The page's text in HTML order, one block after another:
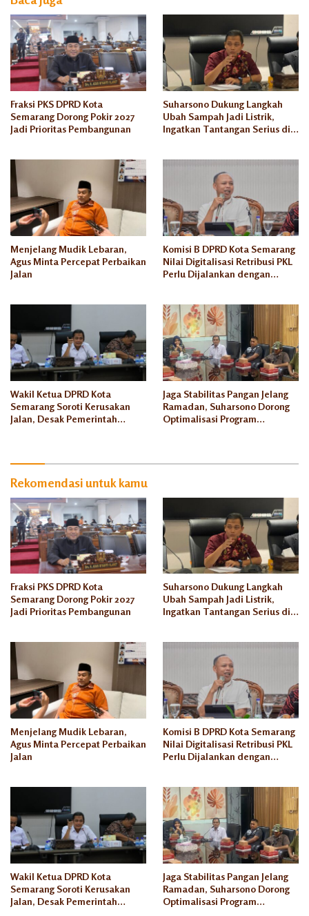
Ustadz
Zuber
Fraksi PKS DPRD Kota
Semarang Dorong Pokir 2027
Jadi Prioritas Pembangunan
Suharsono Dukung Langkah
Ubah Sampah Jadi Listrik,
Ingatkan Tantangan Serius di
Menjelang Mudik Lebaran,
Agus Minta Percepat Perbaikan
Jalan
Komisi B DPRD Kota Semarang
Nilai Digitalisasi Retribusi PKL
Perlu Dijalankan dengan
Wakil Ketua DPRD Kota
Semarang Soroti Kerusakan
Jalan, Desak Pemerintah
Jaga Stabilitas Pangan Jelang
Ramadan, Suharsono Dorong
Optimalisasi Program
Rekomendasi untuk kamu
Fraksi PKS DPRD Kota
Semarang Dorong Pokir 2027
Jadi Prioritas Pembangunan
Suharsono Dukung Langkah
Ubah Sampah Jadi Listrik,
Ingatkan Tantangan Serius di
Menjelang Mudik Lebaran,
Agus Minta Percepat Perbaikan
Jalan
Komisi B DPRD Kota Semarang
Nilai Digitalisasi Retribusi PKL
Perlu Dijalankan dengan
Wakil Ketua DPRD Kota
Semarang Soroti Kerusakan
Jalan, Desak Pemerintah
Jaga Stabilitas Pangan Jelang
Ramadan, Suharsono Dorong
Optimalisasi Program